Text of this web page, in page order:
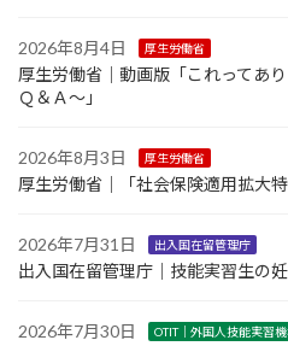
2026年8月4日 厚生労働省
厚生労働省｜動画版「これってあ
Ｑ＆Ａ～」
2026年8月3日 厚生労働省
厚生労働省｜「社会保険適用拡大
2026年7月31日 出入国在留管理庁
出入国在留管理庁｜技能実習生の
2026年7月30日 OTIT｜外国人技能実習